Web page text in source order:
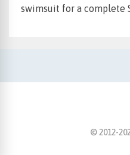
swimsuit for a complete
© 2012-